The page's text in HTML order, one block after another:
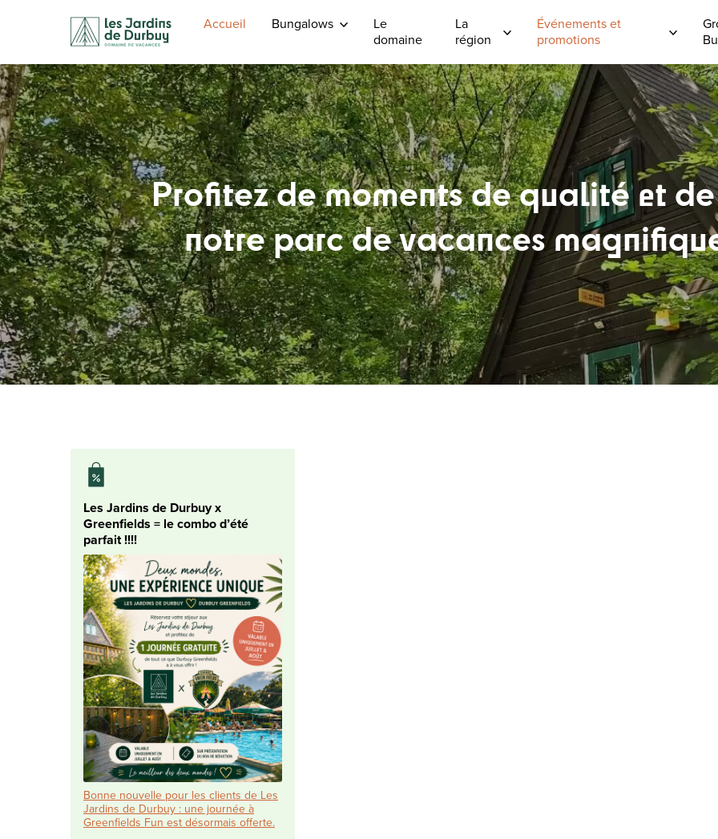
Accueil Bungalows
Le
domaine
La
région
Événements et
promotions
Profitez de moments de qualité et
notre parc de vacances
Les Jardins de Durbuy x
Greenfields = le combo d’été
parfait !!!!
Bonne nouvelle pour les clients de Les
Jardins de Durbuy : une journée à
Greenfields Fun est désormais offerte.